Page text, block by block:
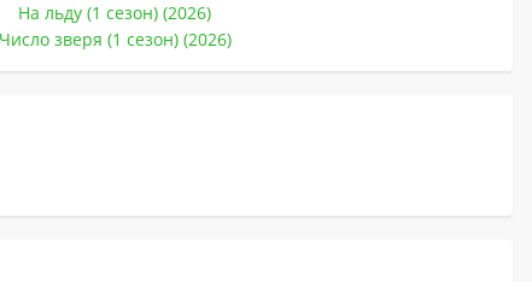
На льду (1 сезон) (2026)
Число зверя (1 сезон) (2026)